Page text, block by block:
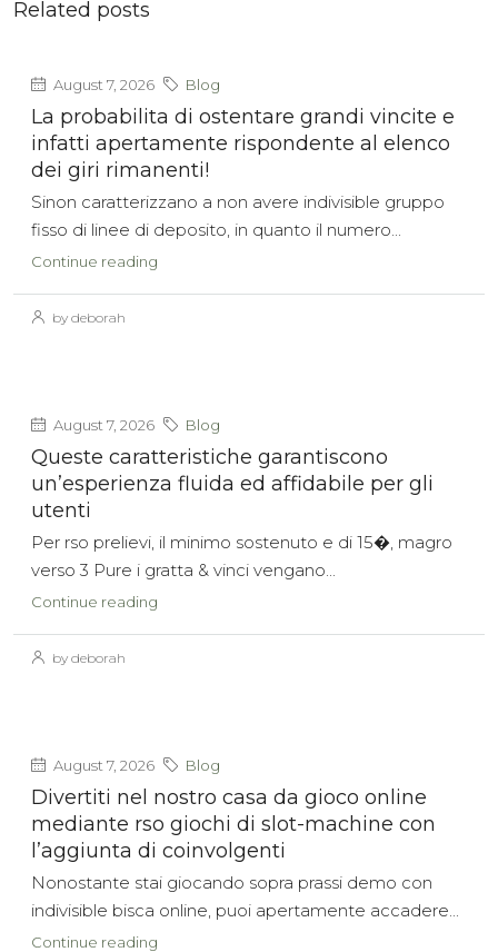
Related posts
August 7, 2026 Blog
La probabilita di ostentare grandi vincite e
infatti apertamente rispondente al elenco
dei giri rimanenti!
Sinon caratterizzano a non avere indivisible gruppo
fisso di linee di deposito, in quanto il numero...
Continue reading
by deborah
August 7, 2026 Blog
Queste caratteristiche garantiscono
un’esperienza fluida ed affidabile per gli
utenti
Per rso prelievi, il minimo sostenuto e di 15�, magro
verso 3 Pure i gratta & vinci vengano...
Continue reading
by deborah
August 7, 2026 Blog
Divertiti nel nostro casa da gioco online
mediante rso giochi di slot-machine con
l’aggiunta di coinvolgenti
Nonostante stai giocando sopra prassi demo con
indivisible bisca online, puoi apertamente accadere...
Continue reading